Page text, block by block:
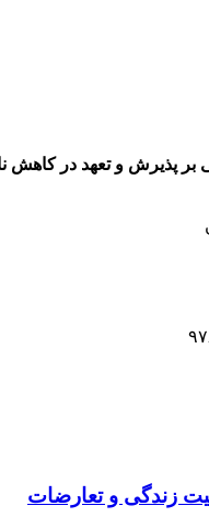
پذیرش و تعهد در کاهش
۶
زندگی و تعارضات